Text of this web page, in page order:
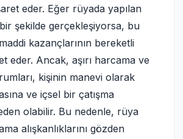
eder. Eğer rüyada yapılan
şekilde gerçekleşiyorsa, bu
kazançlarının bereketli
eder. Ancak, aşırı harcama ve
kişinin manevi olarak
ve içsel bir çatışma
olabilir. Bu nedenle, rüya
alışkanlıklarını gözden